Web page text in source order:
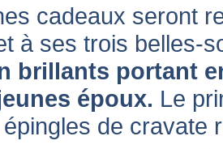
cadeaux seront
à ses trois belles-
brillants portant
époux. Le
de cravate